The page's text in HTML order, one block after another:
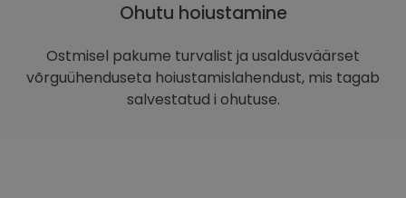
Ohutu hoiustamine
Ostmisel pakume turvalist ja usaldusväärset
võrguühenduseta hoiustamislahendust, mis tagab
salvestatud i ohutuse.